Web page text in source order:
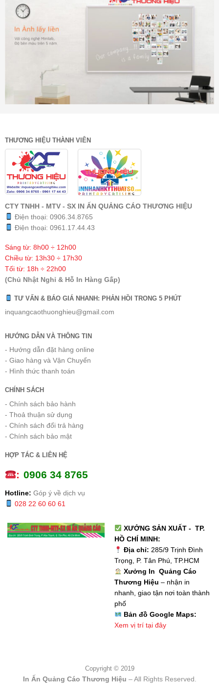
THƯƠNG HIỆU THÀNH VIÊN
CTY TNHH - MTV - SX IN ẤN QUẢNG CÁO THƯƠNG HIỆU
Điện thoại: 0906.34.8765
Điện thoại: 0961.17.44.43
Sáng từ: 8h00 ÷ 12h00
Chiều từ: 13h30 ÷ 17h30
Tối từ: 18h ÷ 22h00
(Chủ Nhật Nghỉ & Hỗ In Hàng Gấp)
TƯ VẤN & BÁO GIÁ NHANH: PHẢN HỒI TRONG 5 PHÚT
inquangcaothuonghieu@gmail.com
HƯỚNG DẪN VÀ THÔNG TIN
- Hướng dẫn đặt hàng online
- Giao hàng và Vận Chuyển
- Hình thức thanh toán
CHÍNH SÁCH
- Chính sách bảo hành
- Thoả thuận sử dụng
- Chính sách đổi trả hàng
- Chính sách bảo mật
HỢP TÁC & LIÊN HỆ
: 0906 34 8765
Hotline: Góp ý về dịch vụ
028 22 60 60 61
XƯỞNG SẢN XUẤT - TP.
HỒ CHÍ MINH:
Địa chỉ: 285/9 Trịnh Đình
Trọng, P. Tân Phú, TP.HCM
Xưởng In Quảng Cáo
Thương Hiệu – nhận in
nhanh, giao tận nơi toàn thành
phố
Bản đồ Google Maps:
Xem vị trí tại đây
Copyright © 2019
In Ấn Quảng Cáo Thương Hiệu – All Rights Reserved.